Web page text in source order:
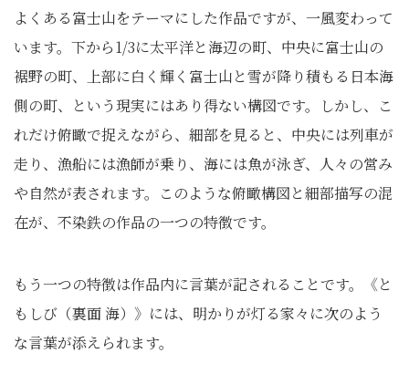
よくある富士山をテーマにした作品ですが、一風変わって
います。下から1/3に太平洋と海辺の町、中央に富士山の
裾野の町、上部に白く輝く富士山と雪が降り積もる日本海
側の町、という現実にはあり得ない構図です。しかし、こ
れだけ俯瞰で捉えながら、細部を見ると、中央には列車が
走り、漁船には漁師が乗り、海には魚が泳ぎ、人々の営み
や自然が表されます。このような俯瞰構図と細部描写の混
在が、不染鉄の作品の一つの特徴です。
もう一つの特徴は作品内に言葉が記されることです。《と
もしび（裏面 海）》には、明かりが灯る家々に次のよう
な言葉が添えられます。